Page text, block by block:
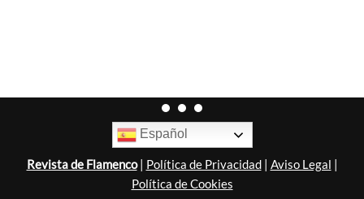
Español
Revista de Flamenco| Política de Privacidad| Aviso Legal |
Política de Cookies